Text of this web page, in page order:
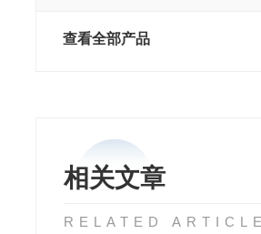
查看全部产品
相关文章
RELATED